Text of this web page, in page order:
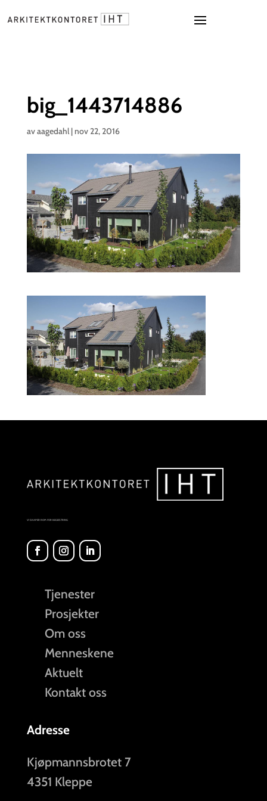
big_1443714886
avaagedahl|nov 22, 2016
VI SKAPER ROM FOR BEGEISTRING
Tjenester
Prosjekter
Om oss
Menneskene
Aktuelt
Kontakt oss
Adresse
Kjøpmannsbrotet 7
4351 Kleppe